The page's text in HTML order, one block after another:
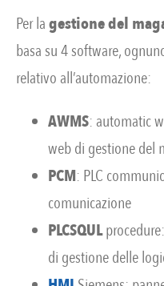
Per lagestione del
basa su 4 software,
relativo all’automazione:
AWMS: automatic
web di gestione del
PCM: PLC
comunicazione
PLCSQUL
di gestione delle